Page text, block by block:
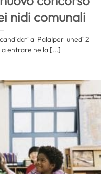
nidi comunali
al PalaIper lunedì 2
entrare nella [...]